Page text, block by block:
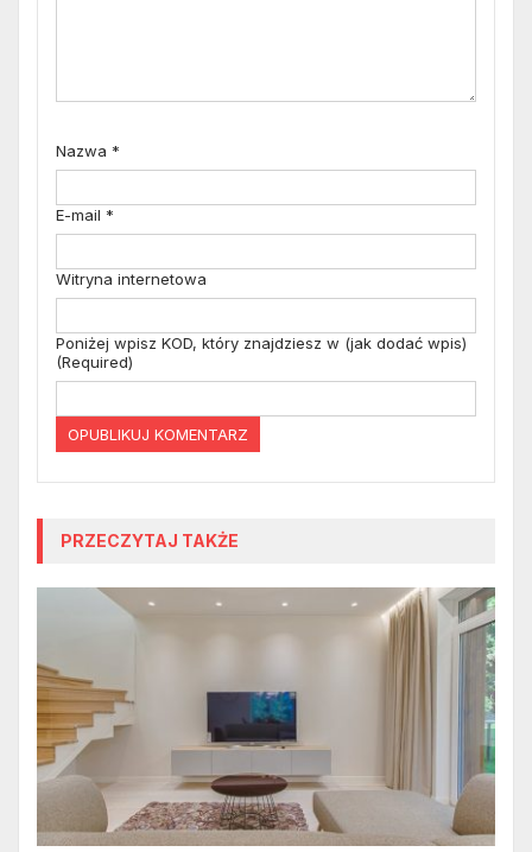
Nazwa *
E-mail *
Witryna internetowa
Poniżej wpisz KOD, który znajdziesz w (jak dodać wpis)
(Required)
PRZECZYTAJ TAKŻE